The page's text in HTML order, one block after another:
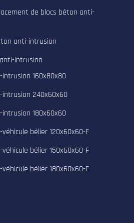
de blocs béton anti-
anti-intrusion
intrusion
160x80x80
240x60x60
180x60x60
bélier 120x60x60-F
bélier 150x60x60-F
bélier 180x60x60-F